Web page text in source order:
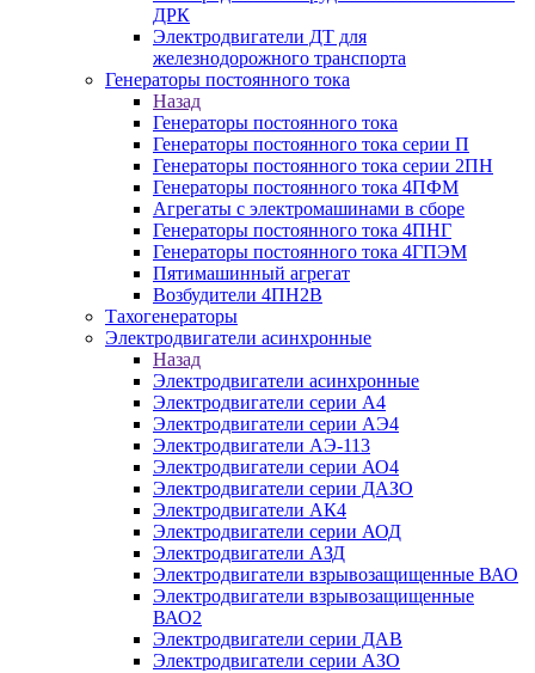
ДРК
Электродвигатели ДТ для
железнодорожного транспорта
Генераторы постоянного тока
Назад
Генераторы постоянного тока
Генераторы постоянного тока серии П
Генераторы постоянного тока серии 2ПН
Генераторы постоянного тока 4ПФМ
Агрегаты с электромашинами в сборе
Генераторы постоянного тока 4ПНГ
Генераторы постоянного тока 4ГПЭМ
Пятимашинный агрегат
Возбудители 4ПН2В
Тахогенераторы
Электродвигатели асинхронные
Назад
Электродвигатели асинхронные
Электродвигатели серии А4
Электродвигатели серии АЭ4
Электродвигатели АЭ-113
Электродвигатели серии АО4
Электродвигатели серии ДАЗО
Электродвигатели АК4
Электродвигатели серии АОД
Электродвигатели АЗД
Электродвигатели взрывозащищенные ВАО
Электродвигатели взрывозащищенные
ВАО2
Электродвигатели серии ДАВ
Электродвигатели серии АЗО